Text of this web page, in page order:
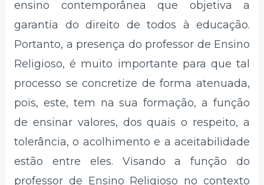
ensino contemporânea que objetiva a
garantia do direito de todos à educação.
Portanto, a presença do professor de Ensino
Religioso, é muito importante para que tal
processo se concretize de forma atenuada,
pois, este, tem na sua formação, a função
de ensinar valores, dos quais o respeito, a
tolerância, o acolhimento e a aceitabilidade
estão entre eles. Visando a função do
professor de Ensino Religioso no contexto